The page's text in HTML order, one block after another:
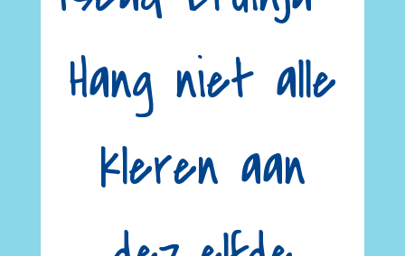
Hang niet alle
kleren aan